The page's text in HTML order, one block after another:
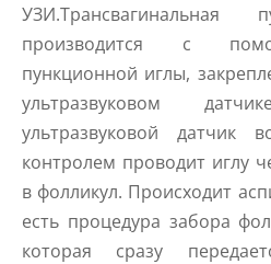
УЗИ.Трансвагинальная
производится с
пункционной иглы,
ультразвуковом
ультразвуковой
контролем проводит иглу
в фолликул. Происходит
есть процедура забора
которая сразу